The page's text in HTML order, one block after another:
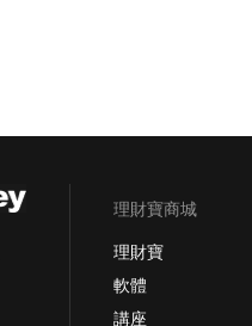
理財寶商城
理財寶
軟體
講座